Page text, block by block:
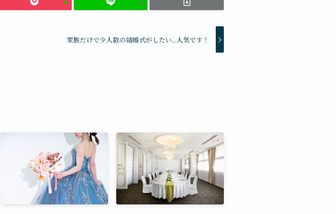
家族だけで少人数の結婚式がしたい...人気です！